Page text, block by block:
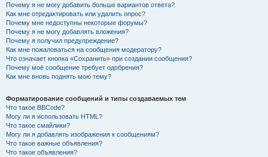
Почему я не могу добавить больше вариантов ответа?
Как мне отредактировать или удалить опрос?
Почему мне недоступны некоторые форумы?
Почему я не могу добавлять вложения?
Почему я получил предупреждение?
Как мне пожаловаться на сообщения модератору?
Что означает кнопка «Сохранить» при создании сообщения?
Почему моё сообщение требует одобрения?
Как мне вновь поднять мою тему?
Форматирование сообщений и типы создаваемых тем
Что такое BBCode?
Могу ли я использовать HTML?
Что такое смайлики?
Могу ли я добавлять изображения к сообщениям?
Что такое важные объявления?
Что такое объявления?